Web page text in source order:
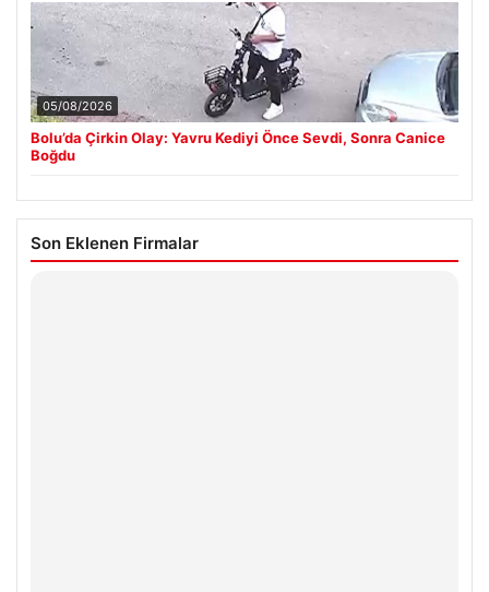
05/08/2026
Bolu’da Çirkin Olay: Yavru Kediyi Önce Sevdi, Sonra Canice
Boğdu
Son Eklenen Firmalar